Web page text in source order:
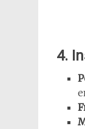
4.